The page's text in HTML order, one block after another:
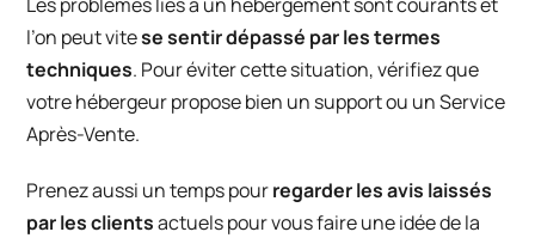
l’on peut vitese sentir dépassé par les termes
techniques. Pour éviter cette situation, vérifiez que
votre hébergeur propose bien un support ou un Service
Après-Vente.
Prenez aussi un temps pourregarder les avis laissés
par les clientsactuels pour vous faire une idée de la